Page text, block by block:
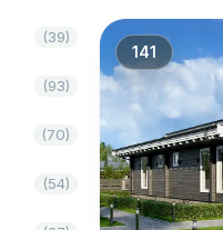
(39)
(93)
(70)
(54)
141